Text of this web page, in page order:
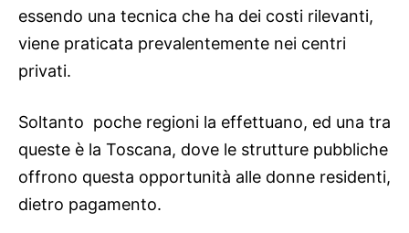
essendo una tecnica che ha dei costi rilevanti,
viene praticata prevalentemente nei centri
privati.
Soltanto poche regioni la effettuano, ed una tra
queste è la Toscana, dove le strutture pubbliche
offrono questa opportunità alle donne residenti,
dietro pagamento.